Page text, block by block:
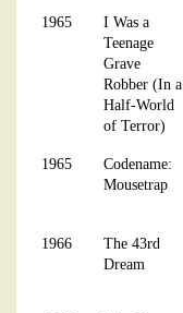
1965
I Was a
Teenage
Grave
Robber (In a
Half-World
of Terror)
1965
Codename:
Mousetrap
1966
The 43rd
Dream